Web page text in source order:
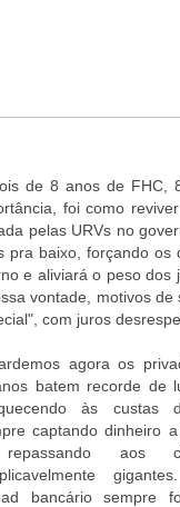
de 8 anos de FHC,
foi como
pelas URVs no
pra baixo, forçando
e aliviará o peso dos
vontade, motivos
com juros
agora os
batem recorde de
às custas
captando dinheiro
aos
bancário sempre